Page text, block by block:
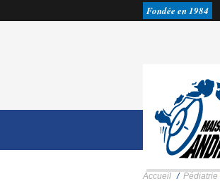
Fondée en 1984
Accueil / Pédiatrie